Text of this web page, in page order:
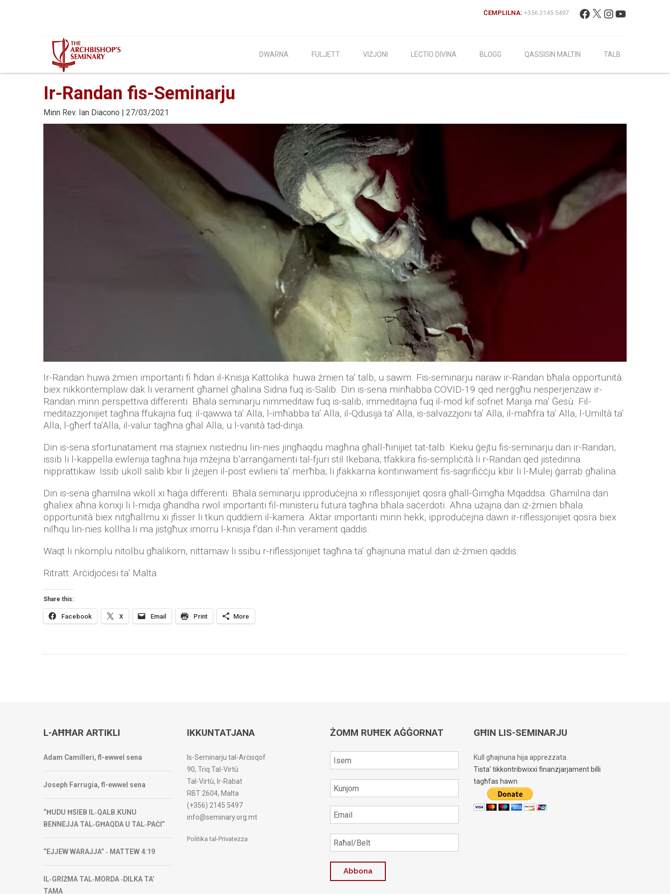
Fittex: Facebook
X Instagram
YouTube
ĊEMPLILNA: +356 2145 5497
DWARNA FULJETT VIŻJONI LECTIO DIVINA BLOGG QASSISIN MALTIN TALB
Ir-Randan fis-Seminarju
Minn Rev. Ian Diacono | 27/03/2021
Ir-Randan huwa żmien importanti fi ħdan il-Knisja Kattolika: huwa żmien ta’ talb, u sawm. Fis-seminarju naraw ir-Randan bħala opportunità
biex nikkontemplaw dak li verament għamel għalina Sidna fuq is-Salib. Din is-sena minħabba COVID-19 qed nerġgħu nesperjenzaw ir-
Randan minn perspettiva differenti. Bħala seminarju nimmeditaw fuq is-salib, immeditajna fuq il-mod kif sofriet Marija ma’ Ġesù. Fil-
meditazzjonijiet tagħna ffukajna fuq: il-qawwa ta’ Alla, l-imħabba ta’ Alla, il-Qdusija ta’ Alla, is-salvazzjoni ta’ Alla, il-maħfra ta’ Alla, l-Umiltà ta’
Alla, l-għerf ta’Alla, il-valur tagħna għal Alla, u l-vanità tad-dinja.
Din is-sena sfortunatament ma stajniex nistiednu lin-nies jingħaqdu magħna għall-ħinijiet tat-talb. Kieku ġejtu fis-seminarju dan ir-Randan,
issib li l-kappella ewlenija tagħna hija mżejna b’arranġamenti tal-fjuri stil Ikebana, tfakkira fis-sempliċità li r-Randan qed jistedinna
nipprattikaw. Issib ukoll salib kbir li jżejjen il-post ewlieni ta’ merħba, li jfakkarna kontinwament fis-sagrifiċċju kbir li l-Mulej ġarrab għalina.
Din is-sena għamilna wkoll xi ħaġa differenti. Bħala seminarju ipproduċejna xi riflessjonijiet qosra għall-Ġimgħa Mqaddsa. Għamilna dan
għaliex aħna konxji li l-midja għandha rwol importanti fil-ministeru futura tagħna bħala saċerdoti. Aħna użajna dan iż-żmien bħala
opportunità biex nitgħallmu xi jfisser li tkun quddiem il-kamera. Aktar importanti minn hekk, ipproduċejna dawn ir-riflessjonijiet qosra biex
nilħqu lin-nies kollha li ma jistgħux imorru l-knisja f’dan il-ħin verament qaddis.
Waqt li nkomplu nitolbu għalikom, nittamaw li ssibu r-riflessjonijiet tagħna ta’ għajnuna matul dan iż-żmien qaddis.
Ritratt: Arċidjoċesi ta’ Malta
Share this:
Facebook X Email Print More
L-AĦĦAR ARTIKLI
Adam Camilleri, fl-ewwel sena
Joseph Farrugia, fl-ewwel sena
“ĦUDU ĦSIEB IL‑QALB.KUNU
BENNEJJA TAL‑GĦAQDA U TAL‑PAĊI”
“EJJEW WARAJJA” ‑ MATTEW 4:19
IL‑GRIŻMA TAL‑MORDA ‑DILKA TA’
TAMA
IKKUNTATJANA
Is-Seminarju tal-Arċisqof
90, Triq Tal-Virtù
Tal-Virtù, Ir-Rabat
RBT 2604, Malta
(+356) 2145 5497
info@seminary.org.mt
Politika tal-Privatezza
ŻOMM RUĦEK AĠĠORNAT GĦIN LIS-SEMINARJU
Kull għajnuna hija apprezzata.
Tista’ tikkontribwixxi finanzjarjament billi
tagħfas hawn